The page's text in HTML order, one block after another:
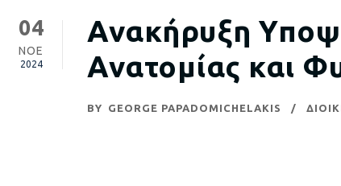
04
ΝΟΈ
2024
Ανακήρυξη
Ανατομίας και
BY GEORGE PAPADOMICHELAKIS